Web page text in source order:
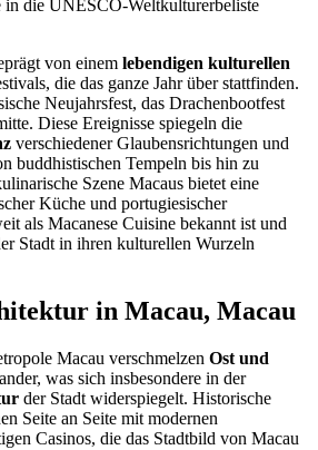
in die UNESCO-Weltkulturerbeliste
von einem lebendigen kulturellen
die das ganze Jahr über stattfinden.
Neujahrsfest, das Drachenbootfest
Diese Ereignisse spiegeln die
verschiedener Glaubensrichtungen und
buddhistischen Tempeln bis hin zu
Szene Macaus bietet eine
Küche und portugiesischer
als Macanese Cuisine bekannt ist und
Stadt in ihren kulturellen Wurzeln
in Macau, Macau
Macau verschmelzen Ost und
was sich insbesondere in der
der Stadt widerspiegelt. Historische
Seite an Seite mit modernen
Casinos, die das Stadtbild von Macau